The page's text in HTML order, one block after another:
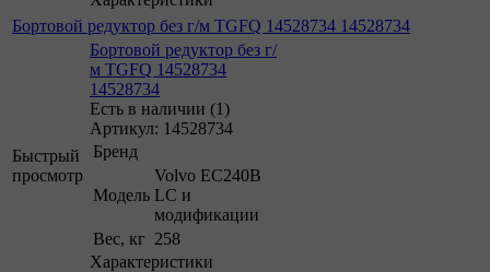
Бортовой редуктор без г/м TGFQ 14528734 14528734
Быстрый
просмотр
Бортовой редуктор без г/
м TGFQ 14528734
14528734
Есть в наличии (1)
Артикул: 14528734
Бренд
Модель
Volvo EC240B
LC и
модификации
Вес, кг 258
Характеристики